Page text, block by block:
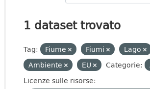
1 dataset trovato
Tag: Fiume Fiumi Lago
Ambiente
EU Categorie:
Licenze sulle risorse: